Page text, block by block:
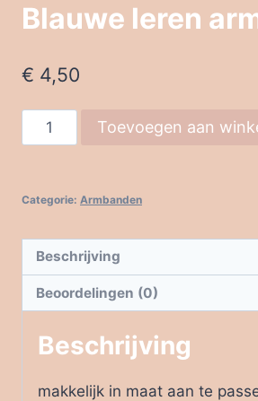
Blauwe leren
€ 4,50
Blauwe
leren
aantal
Toevoegen aan
Categorie: Armbanden
Beschrijving
Beoordelingen (0)
Beschrijving
makkelijk in maat aan te